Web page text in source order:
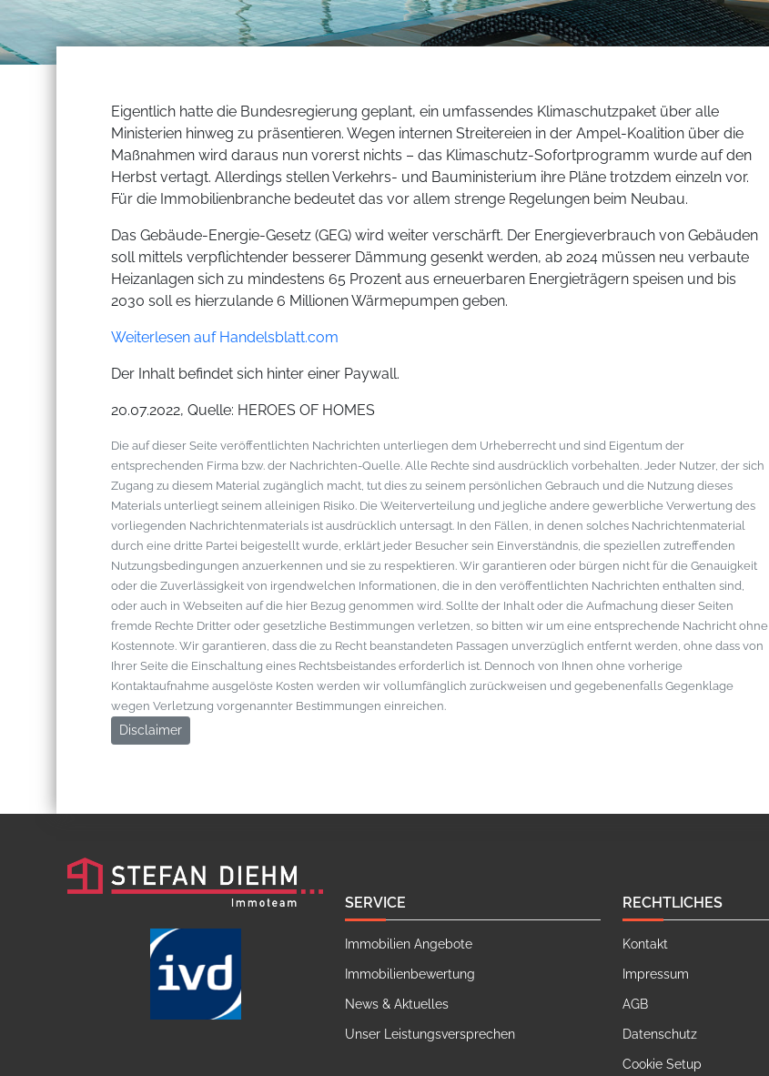
Eigentlich hatte die Bundesregierung geplant, ein umfassendes Klimaschutzpaket über alle
Ministerien hinweg zu präsentieren. Wegen internen Streitereien in der Ampel-Koalition über die
Maßnahmen wird daraus nun vorerst nichts – das Klimaschutz-Sofortprogramm wurde auf den
Herbst vertagt. Allerdings stellen Verkehrs- und Bauministerium ihre Pläne trotzdem einzeln vor.
Für die Immobilienbranche bedeutet das vor allem strenge Regelungen beim Neubau.
Das Gebäude-Energie-Gesetz (GEG) wird weiter verschärft. Der Energieverbrauch von Gebäuden
soll mittels verpflichtender besserer Dämmung gesenkt werden, ab 2024 müssen neu verbaute
Heizanlagen sich zu mindestens 65 Prozent aus erneuerbaren Energieträgern speisen und bis
2030 soll es hierzulande 6 Millionen Wärmepumpen geben.
Weiterlesen auf Handelsblatt.com
Der Inhalt befindet sich hinter einer Paywall.
20.07.2022, Quelle: HEROES OF HOMES
Die auf dieser Seite veröffentlichten Nachrichten unterliegen dem Urheberrecht und sind Eigentum der
entsprechenden Firma bzw. der Nachrichten-Quelle. Alle Rechte sind ausdrücklich vorbehalten. Jeder Nutzer, der sich
Zugang zu diesem Material zugänglich macht, tut dies zu seinem persönlichen Gebrauch und die Nutzung dieses
Materials unterliegt seinem alleinigen Risiko. Die Weiterverteilung und jegliche andere gewerbliche Verwertung des
vorliegenden Nachrichtenmaterials ist ausdrücklich untersagt. In den Fällen, in denen solches Nachrichtenmaterial
durch eine dritte Partei beigestellt wurde, erklärt jeder Besucher sein Einverständnis, die speziellen zutreffenden
Nutzungsbedingungen anzuerkennen und sie zu respektieren. Wir garantieren oder bürgen nicht für die Genauigkeit
oder die Zuverlässigkeit von irgendwelchen Informationen, die in den veröffentlichten Nachrichten enthalten sind,
oder auch in Webseiten auf die hier Bezug genommen wird. Sollte der Inhalt oder die Aufmachung dieser Seiten
fremde Rechte Dritter oder gesetzliche Bestimmungen verletzen, so bitten wir um eine entsprechende Nachricht ohne
Kostennote. Wir garantieren, dass die zu Recht beanstandeten Passagen unverzüglich entfernt werden, ohne dass von
Ihrer Seite die Einschaltung eines Rechtsbeistandes erforderlich ist. Dennoch von Ihnen ohne vorherige
Kontaktaufnahme ausgelöste Kosten werden wir vollumfänglich zurückweisen und gegebenenfalls Gegenklage
wegen Verletzung vorgenannter Bestimmungen einreichen.
Disclaimer
SERVICE
Immobilien Angebote
Immobilienbewertung
News & Aktuelles
Unser Leistungsversprechen
RECHTLICHES
Kontakt
Impressum
AGB
Datenschutz
Cookie Setup